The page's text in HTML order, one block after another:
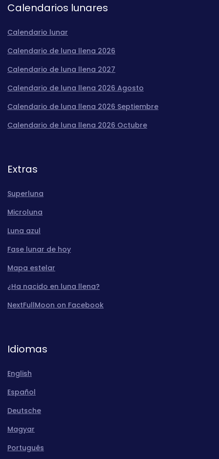
Calendarios lunares
Calendario lunar
Calendario de luna llena 2026
Calendario de luna llena 2027
Calendario de luna llena 2026 Agosto
Calendario de luna llena 2026 Septiembre
Calendario de luna llena 2026 Octubre
Extras
Superluna
Microluna
Luna azul
Fase lunar de hoy
Mapa estelar
¿Ha nacido en luna llena?
NextFullMoon on Facebook
Idiomas
English
Español
Deutsche
Magyar
Português